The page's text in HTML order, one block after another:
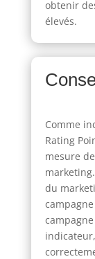
obtenir
élevés.
Comme
Rating
mesure
du